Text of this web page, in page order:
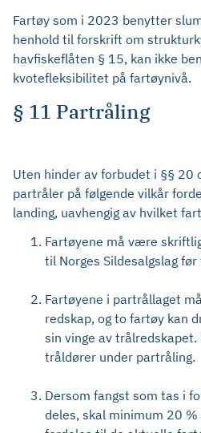
Fartøy som i 2023 benytter
henhold til forskrift om
havfiskeflåten § 15, kan ikke
kvotefleksibilitet på fartøynivå.
§ 11 Partråling
Uten hinder av forbudet i §§ 20
partråler på følgende vilkår
landing, uavhengig av hvilket
Fartøyene må være
til Norges Sildesalgslag
Fartøyene i partrållaget
redskap, og to fartøy kan
sin vinge av
tråldører under partråling.
Dersom fangst som tas i
deles, skal minimum 20